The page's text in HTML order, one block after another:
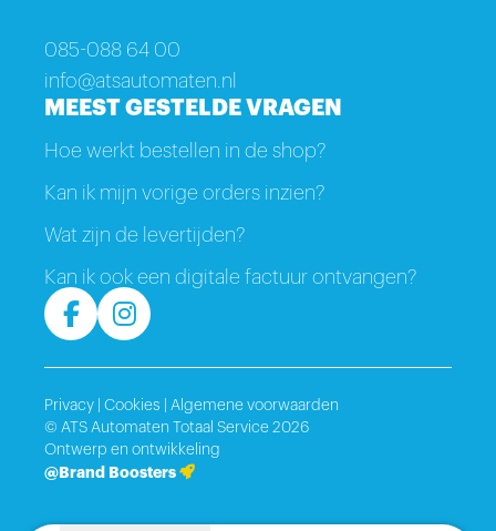
085-088 64 00
info@atsautomaten.nl
MEEST GESTELDE VRAGEN
Hoe werkt bestellen in de shop?
Kan ik mijn vorige orders inzien?
Wat zijn de levertijden?
Kan ik ook een digitale factuur ontvangen?
Ontwerp en ontwikkeling
@Brand Boosters
© ATS Automaten Totaal Service 2026
Privacy Cookies Algemene voorwaarden